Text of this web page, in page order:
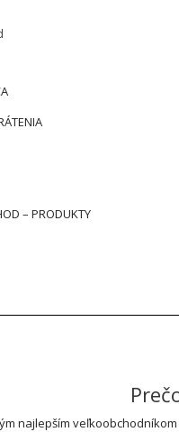
– PRODUKTY
najlepším